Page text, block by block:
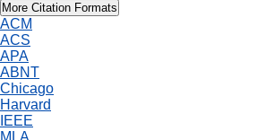
More Citation Formats
ACM
ACS
APA
ABNT
Chicago
Harvard
IEEE